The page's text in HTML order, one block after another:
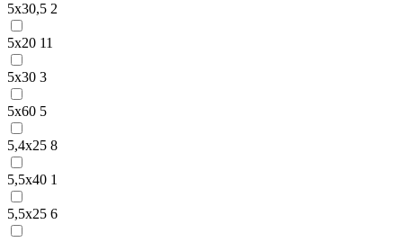
5х30,5 2
5х20 11
5х30 3
5х60 5
5,4х25 8
5,5х40 1
5,5х25 6